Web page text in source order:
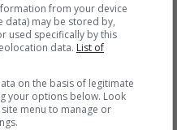
from your device
data) may be stored by,
used specifically by this
data. List of
on the basis of legitimate
your options below. Look
menu to manage or